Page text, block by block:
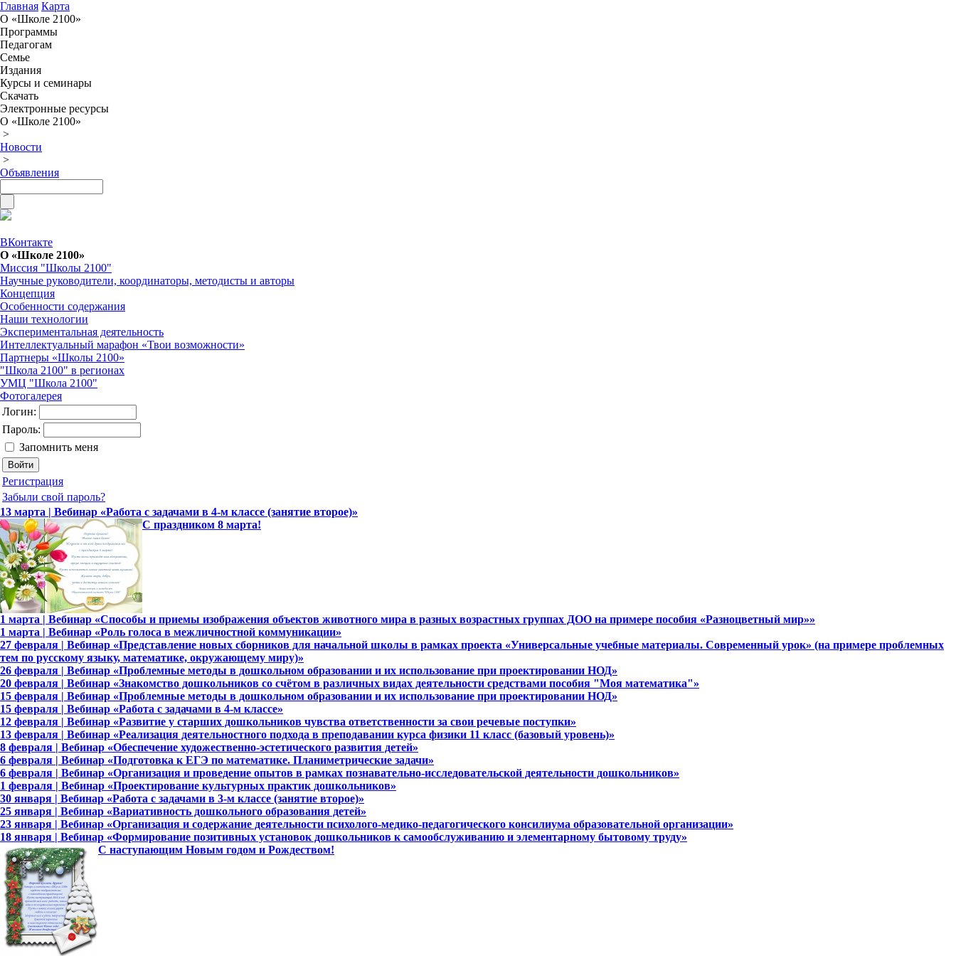
Главная Карта
О «Школе 2100»
Программы
Педагогам
Семье
Издания
Курсы и семинары
Скачать
Электронные ресурсы
О «Школе 2100»
>
Новости
>
Объявления
ВКонтакте
О «Школе 2100»
Миссия "Школы 2100"
Научные руководители, координаторы, методисты и авторы
Концепция
Особенности содержания
Наши технологии
Экспериментальная деятельность
Интеллектуальный марафон «Твои возможности»
Партнеры «Школы 2100»
"Школа 2100" в регионах
УМЦ "Школа 2100"
Фотогалерея
Логин:
Пароль:
Запомнить меня
Регистрация
Забыли свой пароль?
13 марта | Вебинар «Работа с задачами в 4-м классе (занятие второе)»
С праздником 8 марта!
1 марта | Вебинар «Способы и приемы изображения объектов животного мира в разных возрастных группах ДОО на примере пособия «Разноцветный мир»»
1 марта | Вебинар «Роль голоса в межличностной коммуникации»
27 февраля | Вебинар «Представление новых сборников для начальной школы в рамках проекта «Универсальные учебные материалы. Современный урок» (на примере проблемных
тем по русскому языку, математике, окружающему миру)»
26 февраля | Вебинар «Проблемные методы в дошкольном образовании и их использование при проектировании НОД»
20 февраля | Вебинар «Знакомство дошкольников со счётом в различных видах деятельности средствами пособия "Моя математика"»
15 февраля | Вебинар «Проблемные методы в дошкольном образовании и их использование при проектировании НОД»
15 февраля | Вебинар «Работа с задачами в 4-м классе»
12 февраля | Вебинар «Развитие у старших дошкольников чувства ответственности за свои речевые поступки»
13 февраля | Вебинар «Реализация деятельностного подхода в преподавании курса физики 11 класс (базовый уровень)»
8 февраля | Вебинар «Обеспечение художественно-эстетического развития детей»
6 февраля | Вебинар «Подготовка к ЕГЭ по математике. Планиметрические задачи»
6 февраля | Вебинар «Организация и проведение опытов в рамках познавательно-исследовательской деятельности дошкольников»
1 февраля | Вебинар «Проектирование культурных практик дошкольников»
30 января | Вебинар «Работа с задачами в 3-м классе (занятие второе)»
25 января | Вебинар «Вариативность дошкольного образования детей»
23 января | Вебинар «Организация и содержание деятельности психолого-медико-педагогического консилиума образовательной организации»
18 января | Вебинар «Формирование позитивных установок дошкольников к самообслуживанию и элементарному бытовому труду»
С наступающим Новым годом и Рождеством!